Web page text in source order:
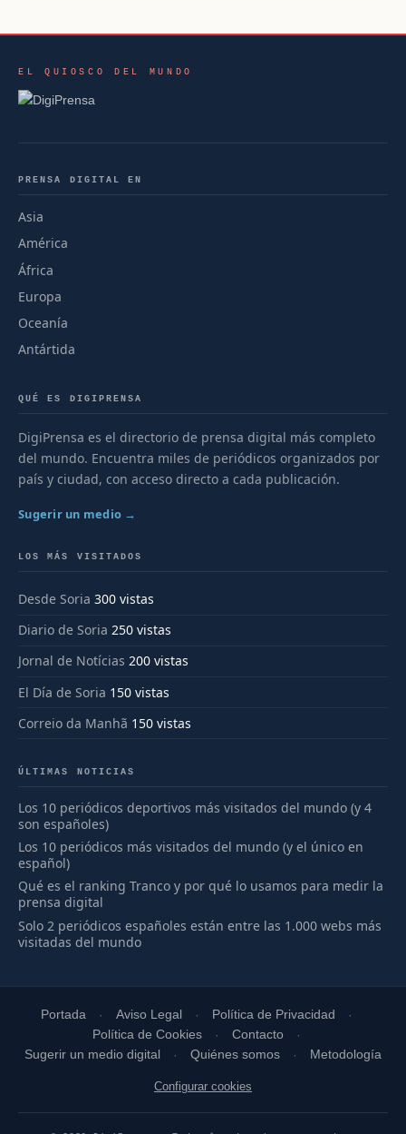
EL QUIOSCO DEL MUNDO
PRENSA DIGITAL EN
Asia
América
África
Europa
Oceanía
Antártida
QUÉ ES DIGIPRENSA
DigiPrensa es el directorio de prensa digital más completo
del mundo. Encuentra miles de periódicos organizados por
país y ciudad, con acceso directo a cada publicación.
Sugerir un medio →
LOS MÁS VISITADOS
Desde Soria 300 vistas
Diario de Soria 250 vistas
Jornal de Notícias 200 vistas
El Día de Soria 150 vistas
Correio da Manhã 150 vistas
ÚLTIMAS NOTICIAS
Los 10 periódicos deportivos más visitados del mundo (y 4
son españoles)
Los 10 periódicos más visitados del mundo (y el único en
español)
Qué es el ranking Tranco y por qué lo usamos para medir la
prensa digital
Solo 2 periódicos españoles están entre las 1.000 webs más
visitadas del mundo
Portada Aviso Legal
Política de Privacidad
Política de Cookies
Contacto
Sugerir un medio digital
Quiénes somos Metodología
Configurar cookies